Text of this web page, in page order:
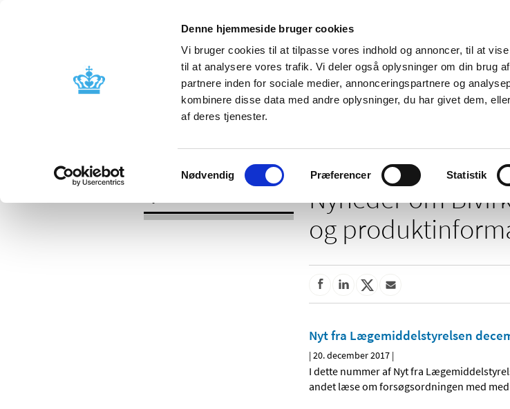
Denne hjemmeside bruger cookies
Vi bruger cookies til at tilpasse vores indhold og annoncer, til at
til at analysere vores trafik. Vi deler også oplysninger om din brug
partnere inden for sociale medier, annonceringspartnere og
kombinere disse data med andre oplysninger, du har givet dem,
af deres tjenester.
Samtykkevalg
Nødvendig Præferencer Statistik
Nyheder
Godkendelse og
Bivirkninger og
produktinformation
Tilskud og
Nyheder om
og
Nyt fra Lægemiddelstyrelsen
|20. december 2017 |
I dette nummer af Nyt fra
andet læse om forsøgsordningen med